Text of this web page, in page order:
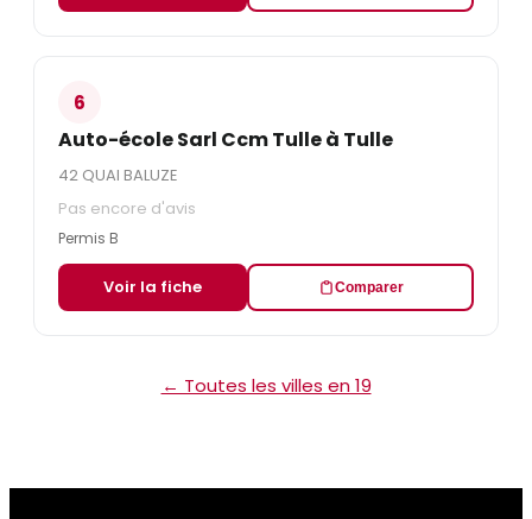
6
Auto-école Sarl Ccm Tulle à Tulle
42 QUAI BALUZE
Pas encore d'avis
Permis B
Voir la fiche Comparer
← Toutes les villes en 19